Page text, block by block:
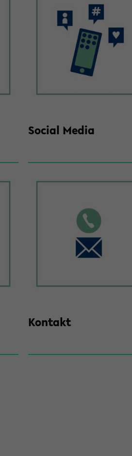
So­cial Media
Kon­takt